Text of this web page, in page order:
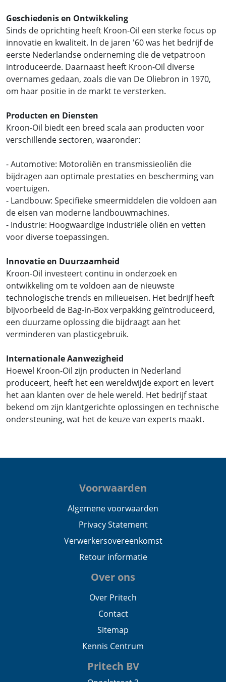
Geschiedenis en Ontwikkeling
Sinds de oprichting heeft Kroon-Oil een sterke focus op
innovatie en kwaliteit. In de jaren '60 was het bedrijf de
eerste Nederlandse onderneming die de vetpatroon
introduceerde. Daarnaast heeft Kroon-Oil diverse
overnames gedaan, zoals die van De Oliebron in 1970,
om haar positie in de markt te versterken.
Producten en Diensten
Kroon-Oil biedt een breed scala aan producten voor
verschillende sectoren, waaronder:
- Automotive: Motoroliën en transmissieoliën die
bijdragen aan optimale prestaties en bescherming van
voertuigen.
- Landbouw: Specifieke smeermiddelen die voldoen aan
de eisen van moderne landbouwmachines.
- Industrie: Hoogwaardige industriële oliën en vetten
voor diverse toepassingen.
Innovatie en Duurzaamheid
Kroon-Oil investeert continu in onderzoek en
ontwikkeling om te voldoen aan de nieuwste
technologische trends en milieueisen. Het bedrijf heeft
bijvoorbeeld de Bag-in-Box verpakking geïntroduceerd,
een duurzame oplossing die bijdraagt aan het
verminderen van plasticgebruik.
Internationale Aanwezigheid
Hoewel Kroon-Oil zijn producten in Nederland
produceert, heeft het een wereldwijde export en levert
het aan klanten over de hele wereld. Het bedrijf staat
bekend om zijn klantgerichte oplossingen en technische
ondersteuning, wat het de keuze van experts maakt.
Voorwaarden
Algemene voorwaarden
Privacy Statement
Verwerkersovereenkomst
Retour informatie
Over ons
Over Pritech
Contact
Sitemap
Kennis Centrum
Pritech BV